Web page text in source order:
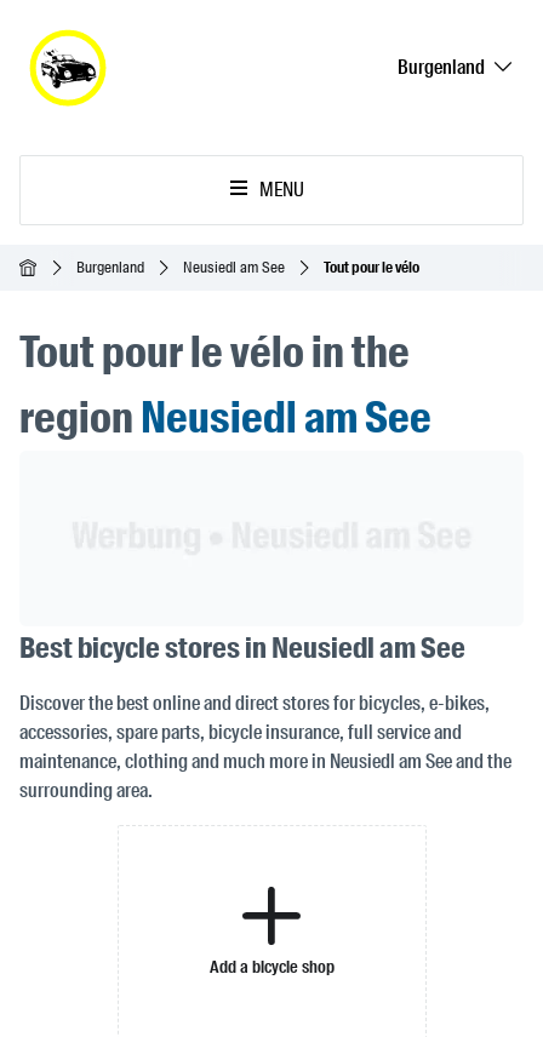
Burgenland
MENU
AccueilBurgenland Neusiedl am See Tout pour le vélo
Tout pour le vélo in the
regionNeusiedl am See
Best bicycle stores in Neusiedl am See
Discover the best online and direct stores for bicycles, e-bikes,
accessories, spare parts, bicycle insurance, full service and
maintenance, clothing and much more in Neusiedl am See and the
surrounding area.
Add a bicycle shop